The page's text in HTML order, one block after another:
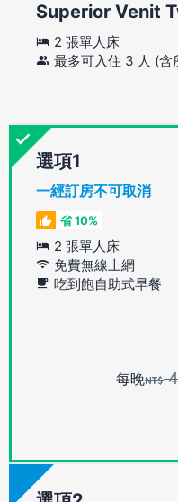
Superior Venit
2 張單人床
最多可入住 3 人 (含
選項
一經訂房不可取消
省 10%
2 張單人床
免費無線上網
吃到飽自助式早餐
每晚